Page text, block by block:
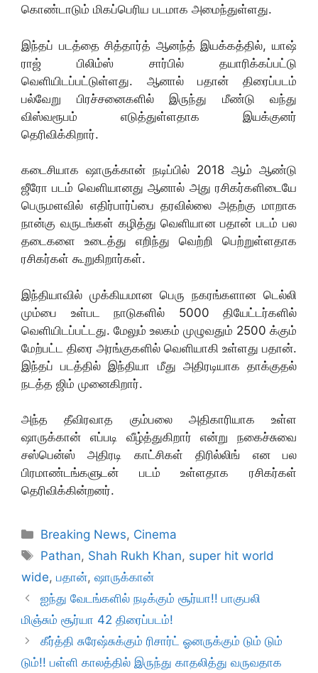
கொண்டாடும் மிகப்பெரிய படமாக அமைந்துள்ளது.
இந்தப் படத்தை சித்தார்த் ஆனந்த் இயக்கத்தில், யாஷ்
ராஜ் பிலிம்ஸ் சார்பில் தயாரிக்கப்பட்டு
வெளியிடப்பட்டுள்ளது. ஆனால் பதான் திரைப்படம்
பல்வேறு பிரச்சனைகளில் இருந்து மீண்டு வந்து
விஸ்வரூபம் எடுத்துள்ளதாக இயக்குனர்
தெரிவிக்கிறார்.
கடைசியாக ஷாருக்கான் நடிப்பில் 2018 ஆம் ஆண்டு
ஜீரோ படம் வெளியானது ஆனால் அது ரசிகர்களிடையே
பெருமளவில் எதிர்பார்ப்பை தரவில்லை அதற்கு மாறாக
நான்கு வருடங்கள் கழித்து வெளியான பதான் படம் பல
தடைகளை உடைத்து எறிந்து வெற்றி பெற்றுள்ளதாக
ரசிகர்கள் கூறுகிறார்கள்.
இந்தியாவில் முக்கியமான பெரு நகரங்களான டெல்லி
மும்பை உள்பட நாடுகளில் 5000 தியேட்டர்களில்
வெளியிடப்பட்டது. மேலும் உலகம் முழுவதும் 2500 க்கும்
மேற்பட்ட திரை அரங்குகளில் வெளியாகி உள்ளது பதான்.
இந்தப் படத்தில் இந்தியா மீது அதிரடியாக தாக்குதல்
நடத்த ஜிம் முனைகிறார்.
அந்த தீவிரவாத கும்பலை அதிகாரியாக உள்ள
ஷாருக்கான் எப்படி வீழ்த்துகிறார் என்று நகைச்சுவை
சஸ்பென்ஸ் அதிரடி காட்சிகள் திரில்லிங் என பல
பிரமாண்டங்களுடன் படம் உள்ளதாக ரசிகர்கள்
தெரிவிக்கின்றனர்.
Categories
Breaking News, Cinema
Tags
Pathan, Shah Rukh Khan, super hit world
wide, பதான், ஷாருக்கான்
ஐந்து வேடங்களில் நடிக்கும் சூர்யா!! பாகுபலி
மிஞ்சும் சூர்யா 42 திரைப்படம்!
கீர்த்தி சுரேஷ்சுக்கும் ரிசார்ட் ஓனருக்கும் டும் டும்
டும்!! பள்ளி காலத்தில் இருந்து காதலித்து வருவதாக